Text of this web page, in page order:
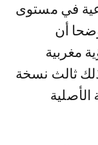
في مستوى
أن
مغربية
ثالث نسخة
الأصلية